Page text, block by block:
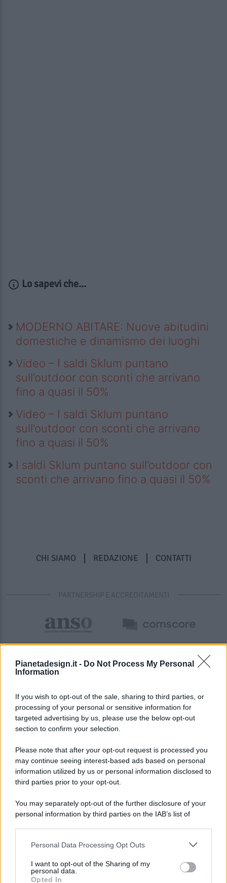
Pianetadesign.it - Do Not Process My Personal
Information
If you wish to opt-out of the sale, sharing to third parties, or
processing of your personal or sensitive information for
targeted advertising by us, please use the below opt-out
section to confirm your selection.
Please note that after your opt-out request is processed you
may continue seeing interest-based ads based on personal
information utilized by us or personal information disclosed to
third parties prior to your opt-out.
You may separately opt-out of the further disclosure of your
personal information by third parties on the IAB’s list of
This information may also be disclosed by us to third parties
disclose it to other third parties.
Personal Data Processing Opt Outs
I want to opt-out of the Sharing of my
personal data.
Opted In
Lo sapevi che...
MODERNO ABITARE: Nuove abitudini
domestiche e dinamismo dei luoghi
Video – I saldi Sklum puntano
sull’outdoor con sconti che arrivano
fino a quasi il 50%
Video – I saldi Sklum puntano
sull’outdoor con sconti che arrivano
fino a quasi il 50%
I saldi Sklum puntano sull’outdoor con
sconti che arrivano fino a quasi il 50%
CHI SIAMO REDAZIONE CONTATTI
PARTNERSHIP E ACCREDITAMENTI
© 2026 - Pianeta Design - P.IVA 04827280654 - Testata
Registrata Al Tribunale Di Nocera Inferiore N. 8/2020 - RG N.
ISCRIZIONE AL ROC N. 35792 – ISCRITTA ALL’ANSO
(ASSOCIAZIONE NAZIONALE STAMPA ONLINE)
PREFERENZE PRIVACY